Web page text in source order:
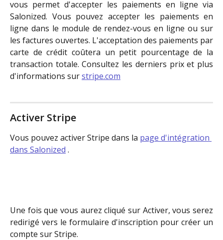
vous permet d'accepter les paiements en ligne via
Salonized. Vous pouvez accepter les paiements en
ligne dans le module de rendez-vous en ligne ou sur
les factures ouvertes. L'acceptation des paiements par
carte de crédit coûtera un petit pourcentage de la
transaction totale. Consultez les derniers prix et plus
d'informations surstripe.com
Activer Stripe
Vous pouvez activer Stripe dans la page d'intégration
dans Salonized .
Une fois que vous aurez cliqué sur Activer, vous serez
redirigé vers le formulaire d'inscription pour créer un
compte sur Stripe.